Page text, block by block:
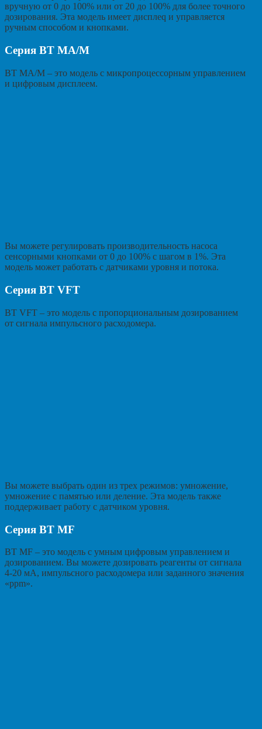
вручную от 0 до 100% или от 20 до 100% для более точного
дозирования. Эта модель имеет дисплеq и управляется
ручным способом и кнопками.
Серия BT MA/M
BT MA/M – это модель с микропроцессорным управлением
и цифровым дисплеем.
Вы можете регулировать производительность насоса
сенсорными кнопками от 0 до 100% с шагом в 1%. Эта
модель может работать с датчиками уровня и потока.
Серия BT VFT
BT VFT – это модель с пропорциональным дозированием
от сигнала импульсного расходомера.
Вы можете выбрать один из трех режимов: умножение,
умножение с памятью или деление. Эта модель также
поддерживает работу с датчиком уровня.
Серия BT MF
BT MF – это модель с умным цифровым управлением и
дозированием. Вы можете дозировать реагенты от сигнала
4-20 мА, импульсного расходомера или заданного значения
«ppm».